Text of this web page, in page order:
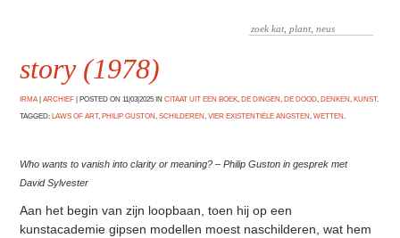
story (1978)
IRMA|ARCHIEF POSTED ON 11|03|2025 INCITAAT UIT EEN BOEK, DE DINGEN, DE DOOD, DENKEN, KUNST.
TAGGED: LAWS OF ART, PHILIP GUSTON,SCHILDEREN,VIER EXISTENTIËLE ANGSTEN,WETTEN.
Who wants to vanish into clarity or meaning? – Philip Guston in gesprek met
David Sylvester
Aan het begin van zijn loopbaan, toen hij op een
kunstacademie gipsen modellen moest naschilderen, wat hem